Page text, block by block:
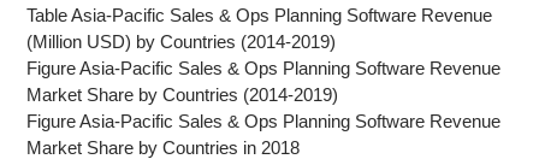
Table Asia-Pacific Sales & Ops Planning Software Revenue
(Million USD) by Countries (2014-2019)
Figure Asia-Pacific Sales & Ops Planning Software Revenue
Market Share by Countries (2014-2019)
Figure Asia-Pacific Sales & Ops Planning Software Revenue
Market Share by Countries in 2018